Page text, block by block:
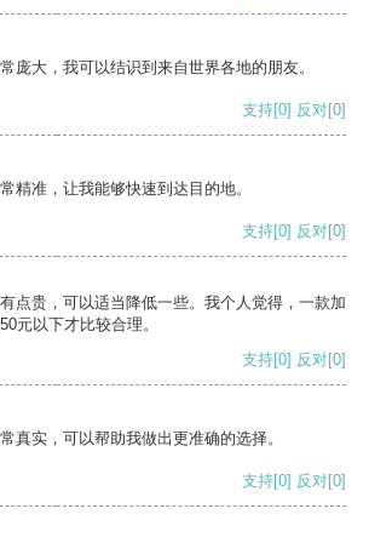
庞大，我可以结识到来自世界各地的朋友。
支持[0] 反对[0]
精准，让我能够快速到达目的地。
支持[0] 反对[0]
点贵，可以适当降低一些。我个人觉得，一款加
元以下才比较合理。
支持[0] 反对[0]
真实，可以帮助我做出更准确的选择。
支持[0] 反对[0]